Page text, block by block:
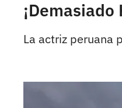
La actriz peruana